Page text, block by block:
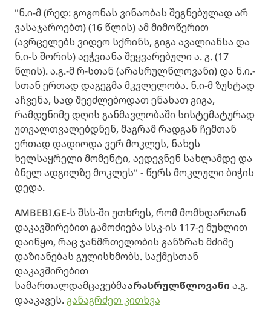
"ნ.ი-მ (რედ: გოგონას ვინაობას შეგნებულად არ
ვასაჯაროებთ) (16 წლის) ამ მიმოწერით
(ავრცელებს ვიდეო სქრინს, გიგა ავალიანსა და
ნ.ი-ს შორის) აეჭვიანა შეყვარებული ა. გ. (17
წლის). ა.გ.-მ რ-სთან (არასრულწლოვანი) და ნ.ი.-
სთან ერთად დაგეგმა მკვლელობა. ნ.ი-მ ზუსტად
აჩვენა, სად შეეძლებოდათ ენახათ გიგა,
რამდენიმე დღის განმავლობაში სისტემატურად
უთვალთვალებდნენ, მაგრამ რადგან ჩემთან
ერთად დადიოდა ვერ მოკლეს, ნახეს
ხელსაყრელი მომენტი, აედევნენ სახლამდე და
ბნელ ადგილზე მოკლეს" - წერს მოკლული ბიჭის
დედა.
AMBEBI.GE-ს შსს-ში უთხრეს, რომ მომხდართან
დაკავშირებით გამოძიება სსკ-ის 117-ე მუხლით
დაიწყო, რაც ჯანმრთელობის განზრახ მძიმე
დაზიანებას გულისხმობს. საქმესთან
დაკავშირებით
სამართალდამცავებმაარასრულწლოვანი ა.გ.
დააკავეს.განაგრძეთ კითხვა